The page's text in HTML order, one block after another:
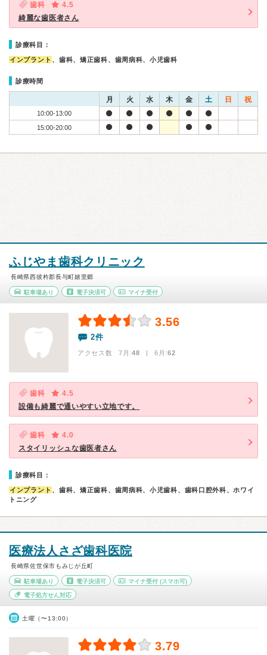
歯科
4.5
綺麗な歯医者さん
診療科目：
インプラント 、歯科、矯正歯科、歯周病科、小児歯科
診療時間
月 火 水 木 金 土 日 祝
10:00-13:00
15:00-20:00
ふじやま歯科クリニック
長崎県西彼杵郡長与町嬉里郷
駐車場あり 電子決済可 マイナ受付
3.56
2件
アクセス数 7月:48 | 6月:62
歯科
4.5
設備も綺麗で通いやすい立地です。
歯科
4.0
スタイリッシュな歯医者さん
診療科目：
インプラント 、歯科、矯正歯科、歯周病科、小児歯科、歯科口腔外科、ホワイ
トニング
医療法人さざ歯科医院
長崎県佐世保市もみじが丘町
駐車場あり 電子決済可 マイナ受付 (スマホ可)
電子処方せん対応
土曜（〜13:00）
3.79